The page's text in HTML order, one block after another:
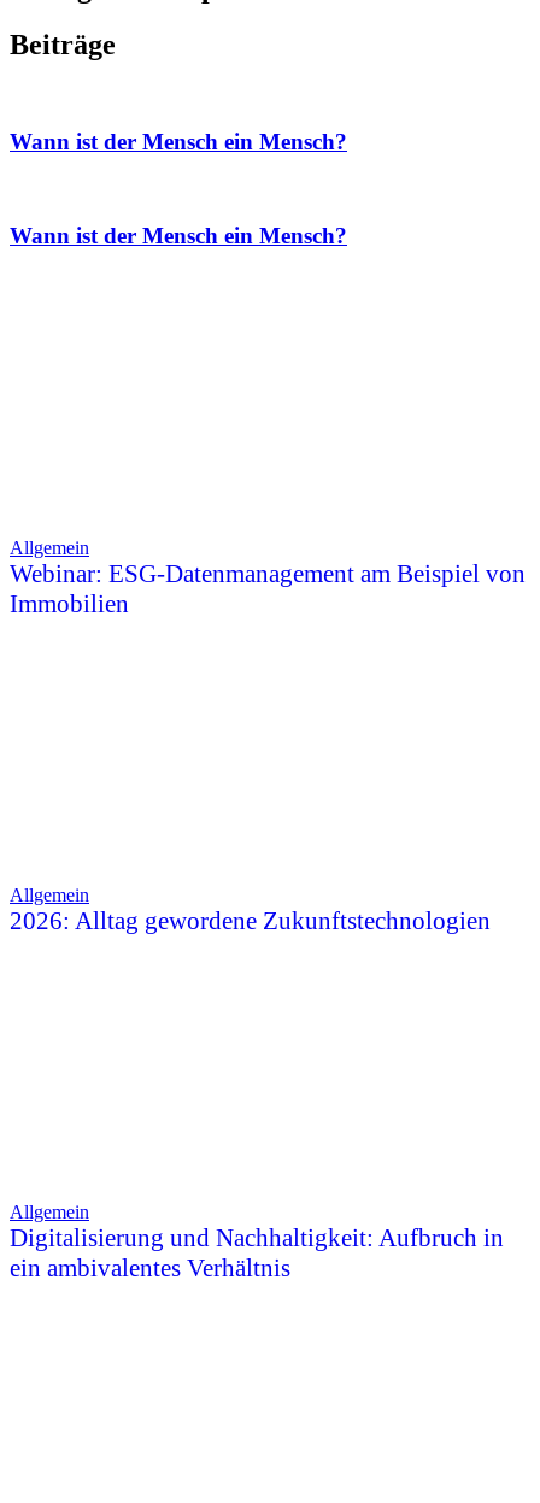
Beiträge
Wann ist der Mensch ein Mensch?
Wann ist der Mensch ein Mensch?
Allgemein
Webinar: ESG-Datenmanagement am Beispiel von
Immobilien
Allgemein
2026: Alltag gewordene Zukunftstechnologien
Allgemein
Digitalisierung und Nachhaltigkeit: Aufbruch in
ein ambivalentes Verhältnis